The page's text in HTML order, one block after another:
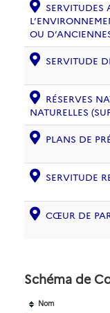
SERVITUDES
OU
SERVITUDE
RÉSERVES
NATURELLES
PLANS DE
SERVITUDE
CŒUR DE
Schéma de
Nom